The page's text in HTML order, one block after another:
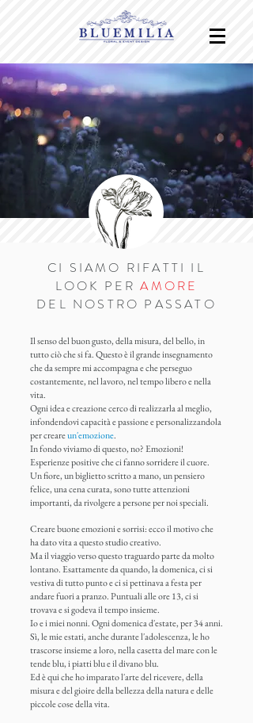
CI SIAMO RIFATTI IL
LOOK PERAMORE
DEL NOSTRO PASSATO
Il senso del buon gusto, della misura, del bello, in
tutto ciò che si fa. Questo è il grande insegnamento
che da sempre mi accompagna e che perseguo
costantemente, nel lavoro, nel tempo libero e nella
vita.
Ogni idea e creazione cerco di realizzarla al meglio,
infondendovi capacità e passione e personalizzandola
per creareun'emozione.
In fondo viviamo di questo, no? Emozioni!
Esperienze positive che ci fanno sorridere il cuore.
Un fiore, un biglietto scritto a mano, un pensiero
felice, una cena curata, sono tutte attenzioni
importanti, da rivolgere a persone per noi speciali.
Creare buone emozioni e sorrisi: ecco il motivo che
ha dato vita a questo studio creativo.
Ma il viaggio verso questo traguardo parte da molto
lontano. Esattamente da quando, la domenica, ci si
vestiva di tutto punto e ci si pettinava a festa per
andare fuori a pranzo. Puntuali alle ore 13, ci si
trovava e si godeva il tempo insieme.
Io e i miei nonni. Ogni domenica d'estate, per 34 anni.
Sì, le mie estati, anche durante l'adolescenza, le ho
trascorse insieme a loro, nella casetta del mare con le
tende blu, i piatti blu e il divano blu.
Ed è qui che ho imparato l'arte del ricevere, della
misura e del gioire della bellezza della natura e delle
piccole cose della vita.